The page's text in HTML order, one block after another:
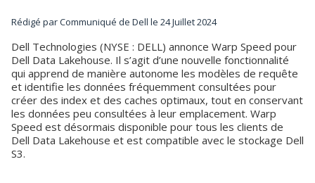
Rédigé par Communiqué de Dell le 24 Juillet 2024
Dell Technologies (NYSE : DELL) annonce Warp Speed pour
Dell Data Lakehouse. Il s’agit d’une nouvelle fonctionnalité
qui apprend de manière autonome les modèles de requête
et identifie les données fréquemment consultées pour
créer des index et des caches optimaux, tout en conservant
les données peu consultées à leur emplacement. Warp
Speed est désormais disponible pour tous les clients de
Dell Data Lakehouse et est compatible avec le stockage Dell
S3.